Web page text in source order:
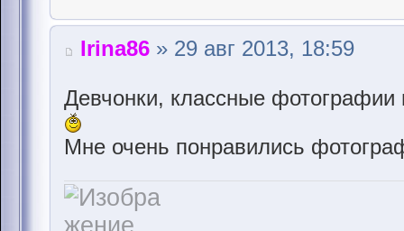
Irina86 » 29 авг 2013, 18:59
Девчонки, классные фотографии
Мне очень понравились